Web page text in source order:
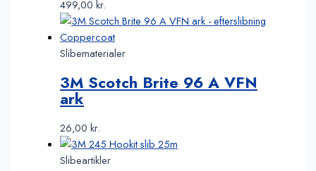
499,00kr.
Slibematerialer
3M Scotch Brite 96 A VFN
ark
26,00kr.
Slibeartikler